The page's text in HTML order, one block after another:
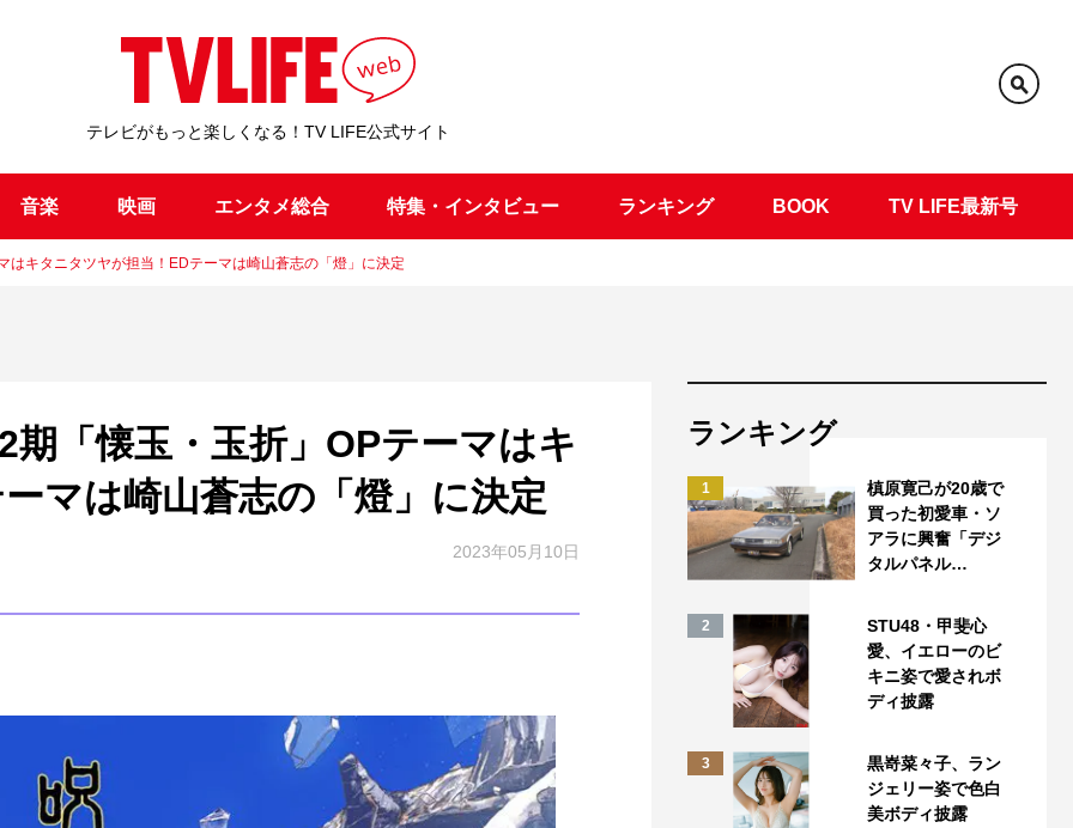
テレビがもっと楽しくなる！TV LIFE公式サイト
音楽 映画 エンタメ総合 特集・インタビュー ランキング BOOK TV LIFE最新号
キタニタツヤが担当！EDテーマは崎山蒼志の「燈」に決定
「懐玉・玉折」OPテーマはキ
マは崎山蒼志の「燈」に決定
2023年05月10日
ランキング
1
槙原寛己が20歳で
買った初愛車・ソ
アラに興奮「デジ
タルパネル…
2
STU48・甲斐心
愛、イエローのビ
キニ姿で愛されボ
ディ披露
3
黒嵜菜々子、ラン
ジェリー姿で色白
美ボディ披露